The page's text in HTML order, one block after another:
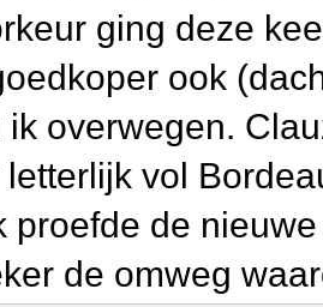
ging deze
ook
ik overwegen.
vol
proefde de
de omweg